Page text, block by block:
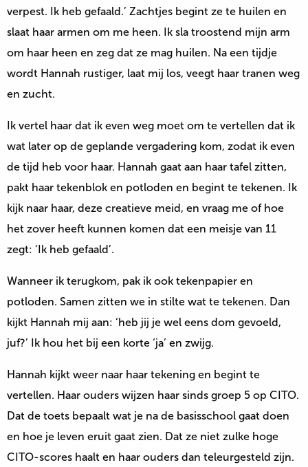
verpest. Ik heb gefaald.’ Zachtjes begint ze te huilen en
slaat haar armen om me heen. Ik sla troostend mijn arm
om haar heen en zeg dat ze mag huilen. Na een tijdje
wordt Hannah rustiger, laat mij los, veegt haar tranen weg
en zucht.
Ik vertel haar dat ik even weg moet om te vertellen dat ik
wat later op de geplande vergadering kom, zodat ik even
de tijd heb voor haar. Hannah gaat aan haar tafel zitten,
pakt haar tekenblok en potloden en begint te tekenen. Ik
kijk naar haar, deze creatieve meid, en vraag me of hoe
het zover heeft kunnen komen dat een meisje van 11
zegt: ‘Ik heb gefaald’.
Wanneer ik terugkom, pak ik ook tekenpapier en
potloden. Samen zitten we in stilte wat te tekenen. Dan
kijkt Hannah mij aan: ‘heb jij je wel eens dom gevoeld,
juf?’ Ik hou het bij een korte ‘ja’ en zwijg.
Hannah kijkt weer naar haar tekening en begint te
vertellen. Haar ouders wijzen haar sinds groep 5 op CITO.
Dat de toets bepaalt wat je na de basisschool gaat doen
en hoe je leven eruit gaat zien. Dat ze niet zulke hoge
CITO-scores haalt en haar ouders dan teleurgesteld zijn.